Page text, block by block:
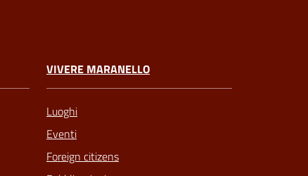
VIVERE MARANELLO
Luoghi
Eventi
Foreign citizens